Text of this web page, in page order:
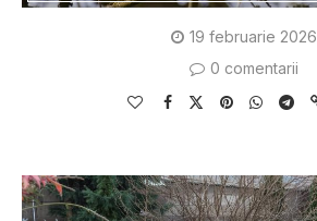
19 februarie 2026
0 comentarii